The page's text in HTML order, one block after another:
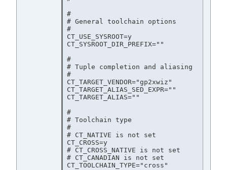
#
# General toolchain options
#
CT_USE_SYSROOT=y
CT_SYSROOT_DIR_PREFIX=""
#
# Tuple completion and aliasing
#
CT_TARGET_VENDOR="gp2xwiz"
CT_TARGET_ALIAS_SED_EXPR=""
CT_TARGET_ALIAS=""
#
# Toolchain type
#
# CT_NATIVE is not set
CT_CROSS=y
# CT_CROSS_NATIVE is not set
# CT_CANADIAN is not set
CT_TOOLCHAIN_TYPE="cross"